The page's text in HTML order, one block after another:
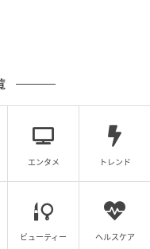
エンタメ トレンド
ビューティー ヘルスケア